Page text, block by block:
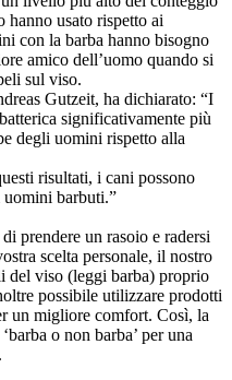
usato rispetto ai
con la barba hanno bisogno
amico dell’uomo quando si
sul viso.
Gutzeit, ha dichiarato: “I
significativamente più
degli uomini rispetto alla
risultati, i cani possono
uomini barbuti.”
prendere un rasoio e radersi
scelta personale, il nostro
del viso (leggi barba) proprio
possibile utilizzare prodotti
un migliore comfort. Così, la
o non barba’ per una